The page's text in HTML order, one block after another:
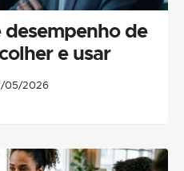
de
e usar
05/2026